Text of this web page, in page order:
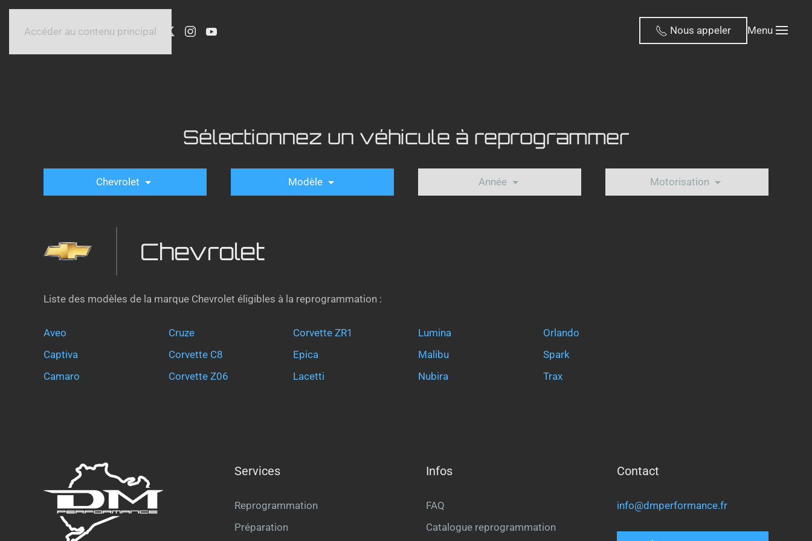
Accéder au contenu principal Nous appeler Menu
Sélectionnez un véhicule à reprogrammer
Chevrolet Modèle Année Motorisation
Chevrolet
Liste des modèles de la marque Chevrolet éligibles à la reprogrammation :
Aveo
Captiva
Camaro
Cruze
Corvette C8
Corvette Z06
Corvette ZR1
Epica
Lacetti
Lumina
Malibu
Nubira
Orlando
Spark
Trax
Services
Reprogrammation
Préparation
Infos
FAQ
Catalogue reprogrammation
Contact
info@dmperformance.fr